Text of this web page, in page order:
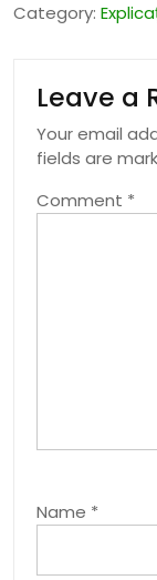
Category:
Leave a
Your email
fields are
Comment *
Name *